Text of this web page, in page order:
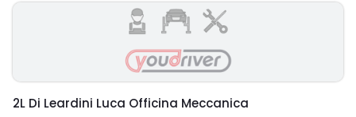
2L Di Leardini Luca Officina Meccanica